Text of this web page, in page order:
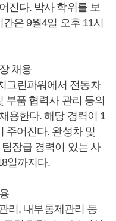
진다. 박사 학위를 보
은 9월4일 오후 11시
채용
그린파워에서 전동차
부품 협력사 관리 등의
용한다. 해당 경력이 1
주어진다. 완성차 및
장급 경력이 있는 사
일까지다.
리, 내부통제관리 등